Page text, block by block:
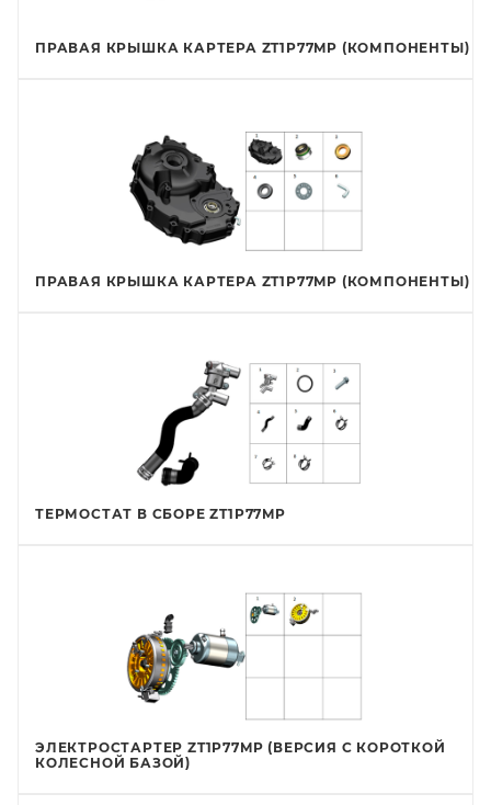
ПРАВАЯ КРЫШКА КАРТЕРА ZT1P77MP (КОМПОНЕНТЫ)
ПРАВАЯ КРЫШКА КАРТЕРА ZT1P77MP (КОМПОНЕНТЫ)
ТЕРМОСТАТ В СБОРЕ ZT1P77MP
ЭЛЕКТРОСТАРТЕР ZT1P77MP (ВЕРСИЯ С КОРОТКОЙ
КОЛЕСНОЙ БАЗОЙ)